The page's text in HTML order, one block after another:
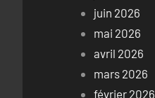
juin 2026
mai 2026
avril 2026
mars 2026
février 2026